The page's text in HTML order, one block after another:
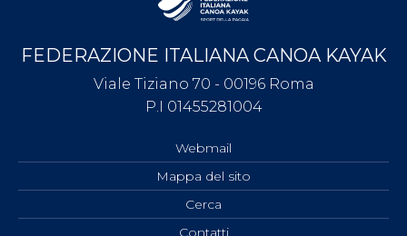
FEDERAZIONE ITALIANA CANOA KAYAK
Viale Tiziano 70 - 00196 Roma
P.I 01455281004
Webmail
Mappa del sito
Cerca
Contatti